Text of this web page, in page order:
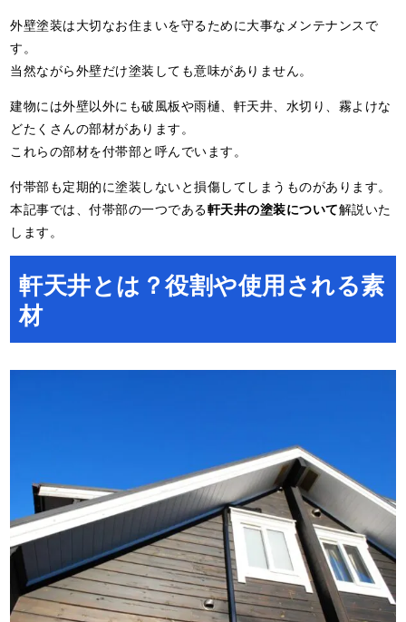
外壁塗装は大切なお住まいを守るために大事なメンテナンスで
す。
当然ながら外壁だけ塗装しても意味がありません。
建物には外壁以外にも破風板や雨樋、軒天井、水切り、霧よけな
どたくさんの部材があります。
これらの部材を付帯部と呼んでいます。
付帯部も定期的に塗装しないと損傷してしまうものがあります。
本記事では、付帯部の一つである軒天井の塗装について解説いた
します。
軒天井とは？役割や使用される素
材